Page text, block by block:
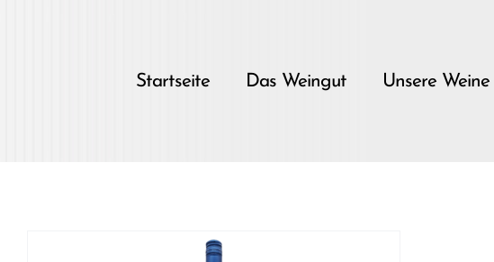
Startseite Das Weingut Unsere Weine